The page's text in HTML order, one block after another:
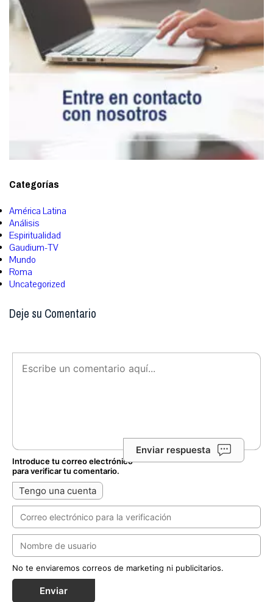
Categorías
América Latina
Análisis
Espiritualidad
Gaudium-TV
Mundo
Roma
Uncategorized
Deje su Comentario
Enviar respuesta
Introduce tu correo electrónico
para verificar tu comentario.
Tengo una cuenta
No te enviaremos correos de marketing ni publicitarios.
Enviar